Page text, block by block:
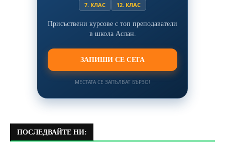
7. КЛАС 12. КЛАС
Присъствени курсове с топ преподаватели
в школа Аслан.
ЗАПИШИ СЕ СЕГА
МЕСТАТА СЕ ЗАПЪЛВАТ БЪРЗО!
ПОСЛЕДВАЙТЕ НИ: